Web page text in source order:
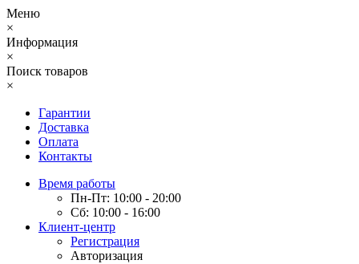
Меню
×
Информация
×
Поиск товаров
×
Гарантии
Доставка
Оплата
Контакты
Время работы
Пн-Пт: 10:00 - 20:00
Сб: 10:00 - 16:00
Клиент-центр
Регистрация
Авторизация